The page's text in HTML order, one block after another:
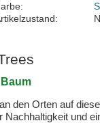
Baum
den Orten auf
und